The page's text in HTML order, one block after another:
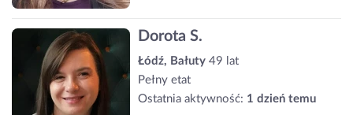
Dorota S.
Łódź, Bałuty 49 lat
Pełny etat
Ostatnia aktywność: 1 dzień temu